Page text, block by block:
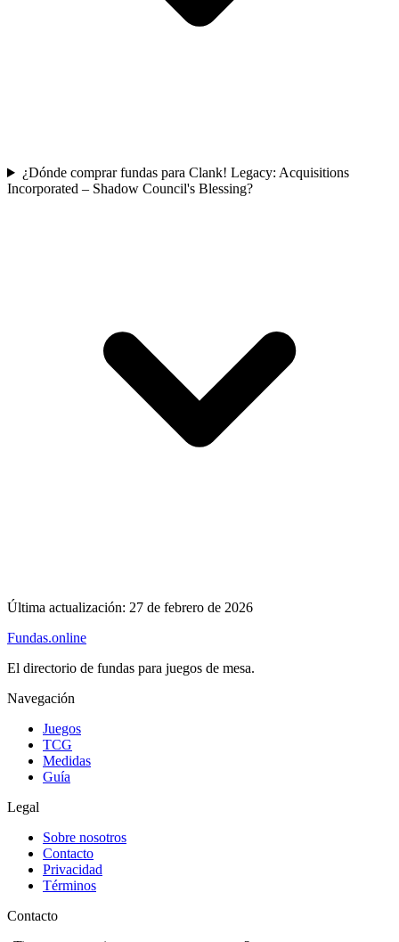
¿Dónde comprar fundas para Clank! Legacy: Acquisitions
Incorporated – Shadow Council's Blessing?
Última actualización: 27 de febrero de 2026
Fundas.online
El directorio de fundas para juegos de mesa.
Navegación
Juegos
TCG
Medidas
Guía
Legal
Sobre nosotros
Contacto
Privacidad
Términos
Contacto